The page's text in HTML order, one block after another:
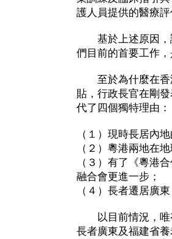
護人員提供的醫療評
基於上述原因，
們目前的首要工作
至於為什麼在香
貼，行政長官在剛
代了四個獨特理由：
（１）現時長居內
（２）粵港兩地在
（３）有了《粵港
融合會更進一步；
（４）長者遷居廣
以目前情況，唯
長者廣東及福建省